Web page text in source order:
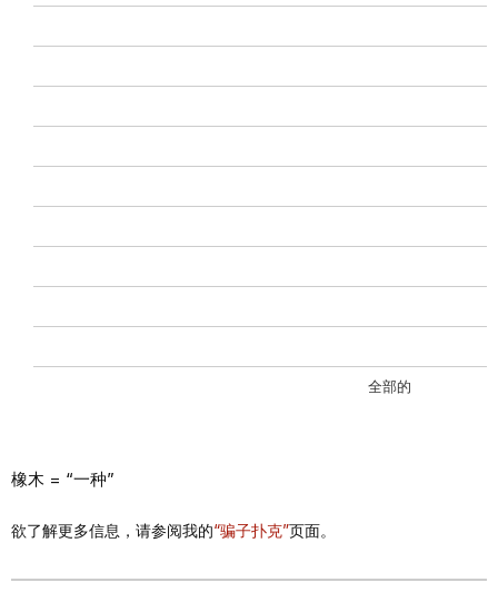
全部的
橡木 = “一种”
欲了解更多信息，请参阅我的“骗子扑克”页面。